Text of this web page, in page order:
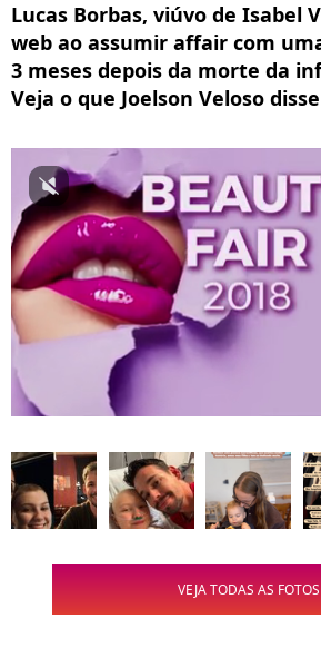
Lucas Borbas, viúvo de Isabel
web ao assumir affair com
3 meses depois da morte da
Veja o que Joelson Veloso
VEJA TODAS AS FOTOS